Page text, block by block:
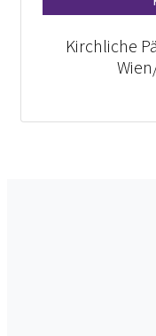
Kirchliche